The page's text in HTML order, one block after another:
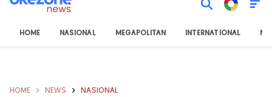
HOME NASIONAL MEGAPOLITAN INTERNATIONAL
HOME NEWS NASIONAL